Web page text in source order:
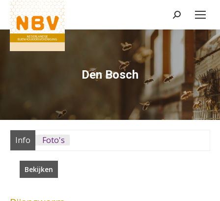
Zoeken:
Den Bosch
Info Foto's
Bekijken